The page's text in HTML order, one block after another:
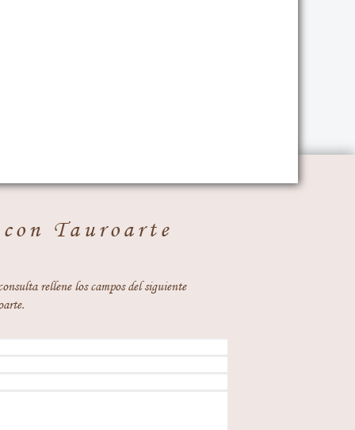
Tauroarte
rellene los campos del siguiente